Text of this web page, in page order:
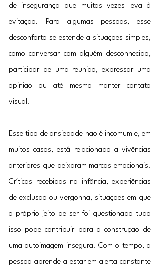
de insegurança que muitas vezes leva à
evitação. Para algumas pessoas, esse
desconforto se estende a situações simples,
como conversar com alguém desconhecido,
participar de uma reunião, expressar uma
opinião ou até mesmo manter contato
visual.
Esse tipo de ansiedade não é incomum e, em
muitos casos, está relacionado a vivências
anteriores que deixaram marcas emocionais.
Críticas recebidas na infância, experiências
de exclusão ou vergonha, situações em que
o próprio jeito de ser foi questionado tudo
isso pode contribuir para a construção de
uma autoimagem insegura. Com o tempo, a
pessoa aprende a estar em alerta constante